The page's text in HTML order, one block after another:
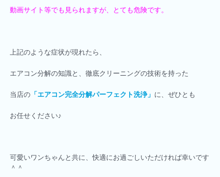
動画サイト等でも見られますが、とても危険です。
上記のような症状が現れたら、
エアコン分解の知識と、徹底クリーニングの技術を持った
当店の 「エアコン完全分解パーフェクト洗浄」 に、ぜひとも
お任せください♪
可愛いワンちゃんと共に、快適にお過ごしいただければ幸いです
＾＾